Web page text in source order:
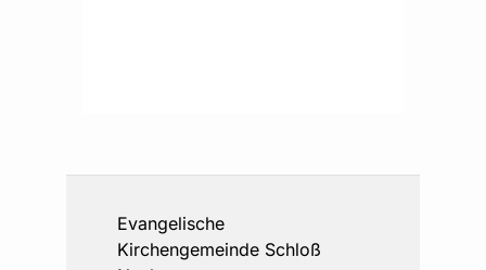
Evangelische
Kirchengemeinde Schloß